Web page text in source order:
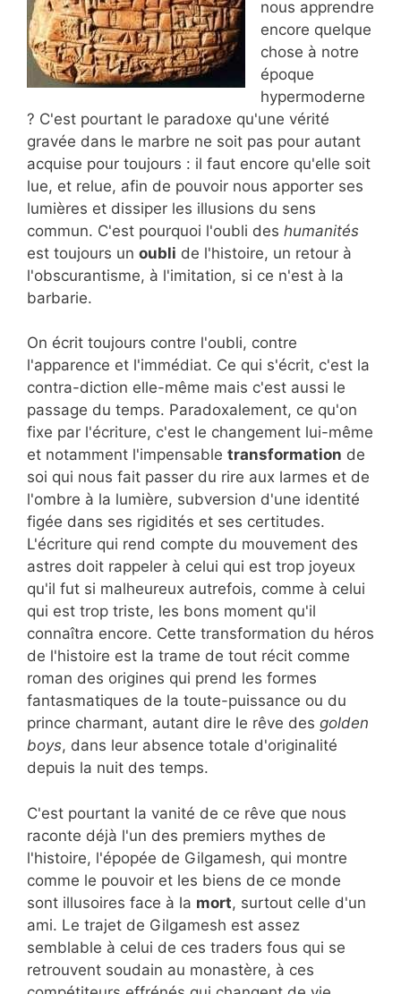
nous apprendre
encore quelque
chose à notre
époque
hypermoderne
? C'est pourtant le paradoxe qu'une vérité
gravée dans le marbre ne soit pas pour autant
acquise pour toujours : il faut encore qu'elle soit
lue, et relue, afin de pouvoir nous apporter ses
lumières et dissiper les illusions du sens
commun. C'est pourquoi l'oubli des humanités
est toujours un oubli de l'histoire, un retour à
l'obscurantisme, à l'imitation, si ce n'est à la
barbarie.
On écrit toujours contre l'oubli, contre
l'apparence et l'immédiat. Ce qui s'écrit, c'est la
contra-diction elle-même mais c'est aussi le
passage du temps. Paradoxalement, ce qu'on
fixe par l'écriture, c'est le changement lui-même
et notamment l'impensable transformation de
soi qui nous fait passer du rire aux larmes et de
l'ombre à la lumière, subversion d'une identité
figée dans ses rigidités et ses certitudes.
L'écriture qui rend compte du mouvement des
astres doit rappeler à celui qui est trop joyeux
qu'il fut si malheureux autrefois, comme à celui
qui est trop triste, les bons moment qu'il
connaîtra encore. Cette transformation du héros
de l'histoire est la trame de tout récit comme
roman des origines qui prend les formes
fantasmatiques de la toute-puissance ou du
prince charmant, autant dire le rêve des golden
boys, dans leur absence totale d'originalité
depuis la nuit des temps.
C'est pourtant la vanité de ce rêve que nous
raconte déjà l'un des premiers mythes de
l'histoire, l'épopée de Gilgamesh, qui montre
comme le pouvoir et les biens de ce monde
sont illusoires face à la mort, surtout celle d'un
ami. Le trajet de Gilgamesh est assez
semblable à celui de ces traders fous qui se
retrouvent soudain au monastère, à ces